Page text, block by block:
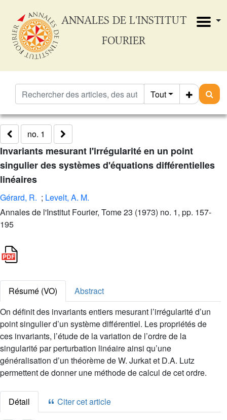
ANNALES DE L'INSTITUT
FOURIER
Tout
no. 1
Invariants mesurant l'irrégularité en un point
singulier des systèmes d'équations différentielles
linéaires
Gérard, R. ; Levelt, A. M.
Annales de l'Institut Fourier, Tome 23 (1973) no. 1, pp. 157-
195
Résumé (VO)
Abstract
On définit des invariants entiers mesurant l’irrégularité d’un
point singulier d’un système différentiel. Les propriétés de
ces invariants, l’étude de la variation de l’ordre de la
singularité par perturbation linéaire ainsi qu’une
généralisation d’un théorème de W. Jurkat et D.A. Lutz
permettent de donner une méthode de calcul de cet ordre.
Détail Citer cet article